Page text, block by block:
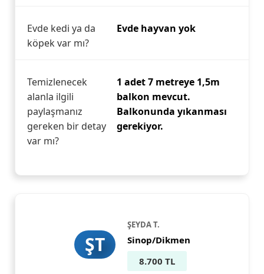
Evde kedi ya da
köpek var mı?
Evde hayvan yok
Temizlenecek
alanla ilgili
paylaşmanız
gereken bir detay
var mı?
1 adet 7 metreye 1,5m
balkon mevcut.
Balkonunda yıkanması
gerekiyor.
ŞT
ŞEYDA T.
Sinop/Dikmen
8.700 TL